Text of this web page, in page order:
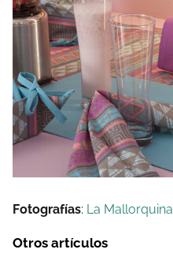
Fotografías: La Mallorquina
Otros artículos